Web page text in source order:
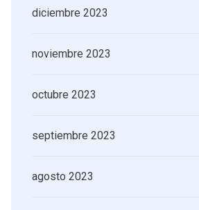
diciembre 2023
noviembre 2023
octubre 2023
septiembre 2023
agosto 2023